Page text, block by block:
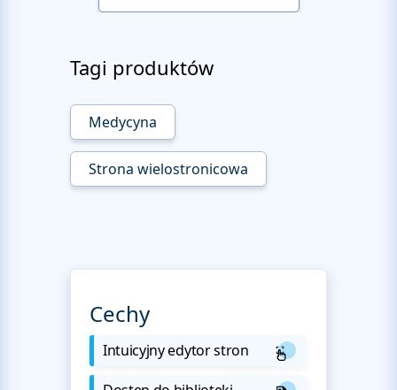
Tagi produktów
Medycyna
Strona wielostronicowa
Cechy
Intuicyjny edytor stron